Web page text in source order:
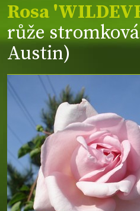
Rosa
růže
Austin)